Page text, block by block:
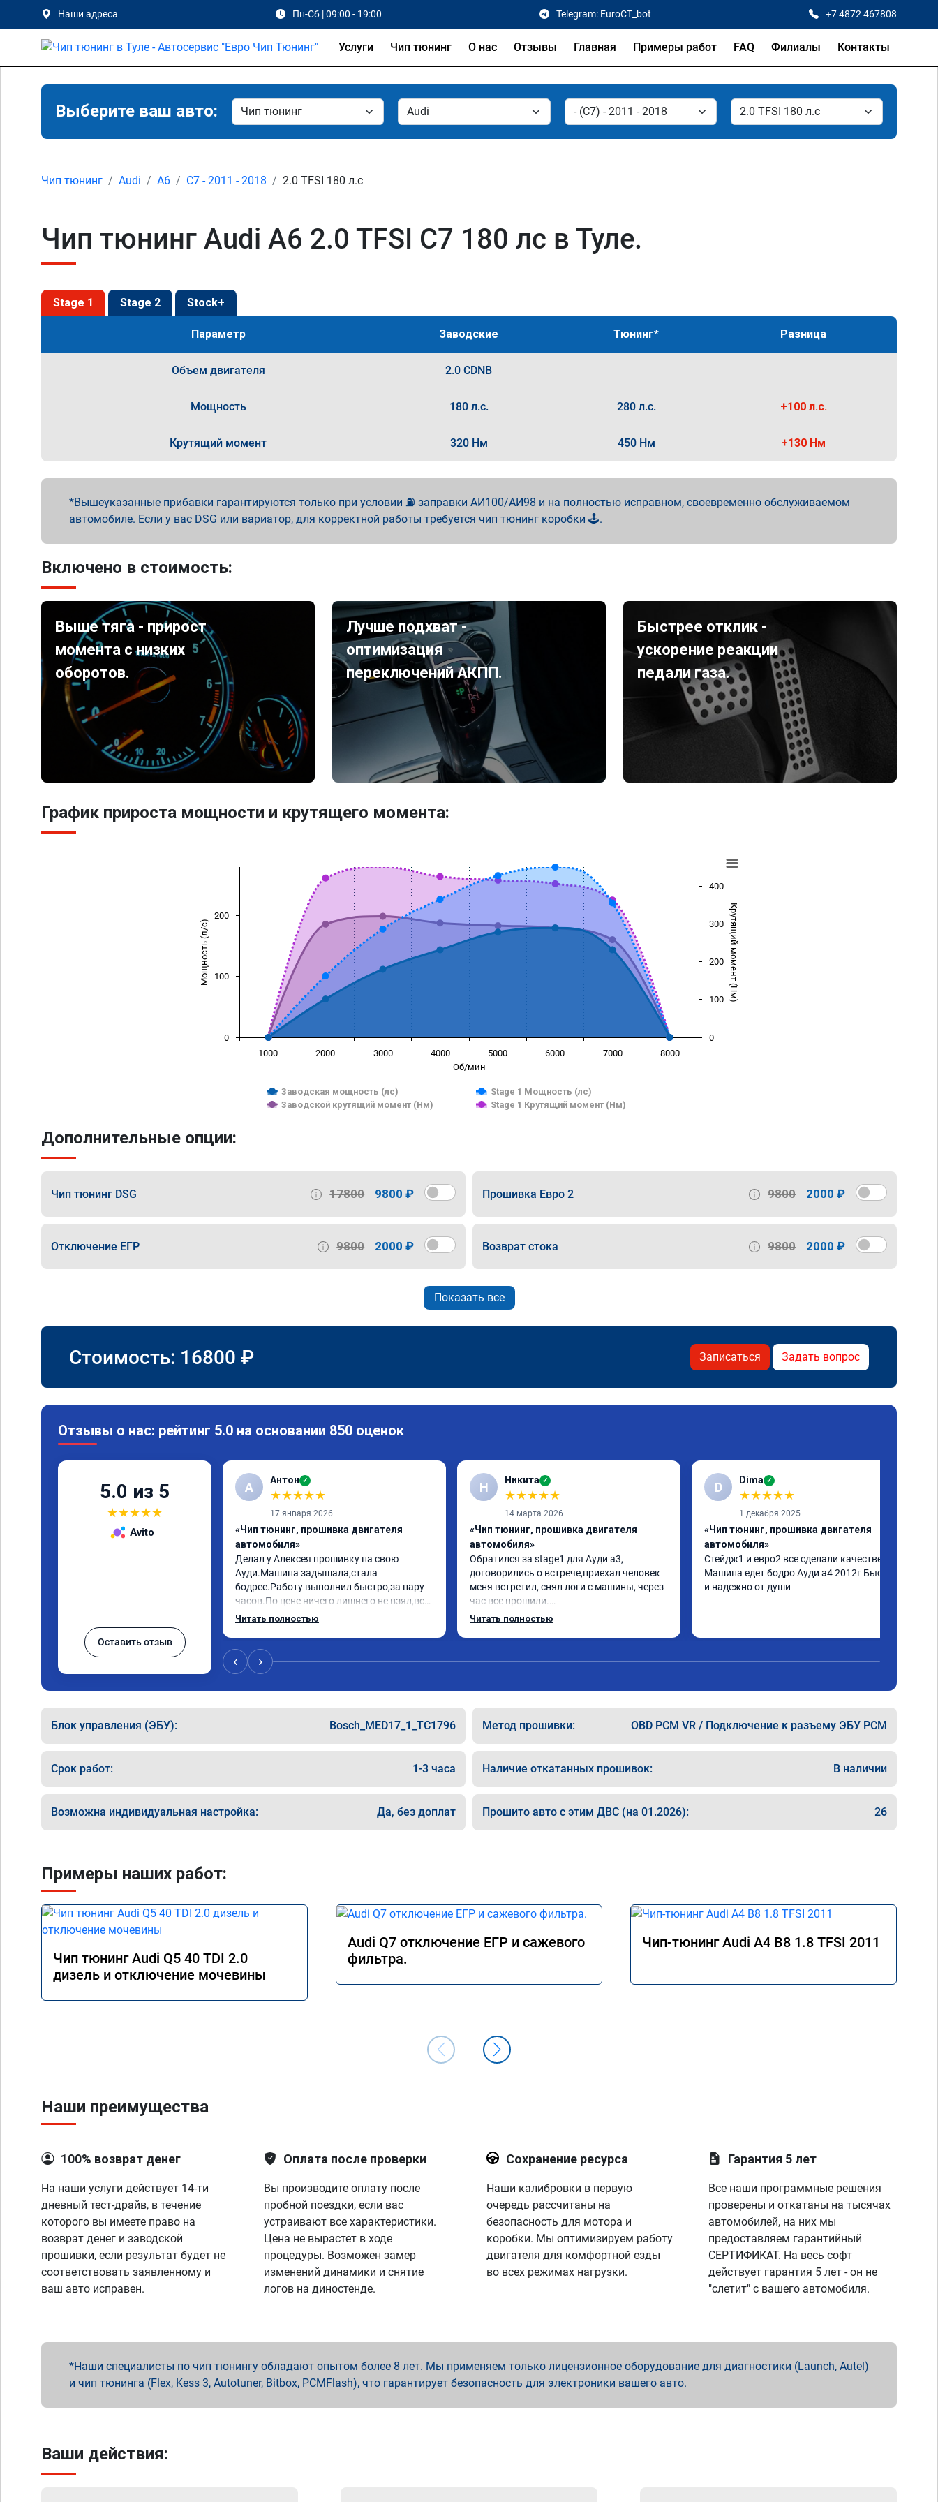
Наши адреса Пн-Сб | 09:00 - 19:00 Telegram: EuroCT_bot +7 4872 467808
Услуги Чип тюнинг О нас Отзывы Главная Примеры работ FAQ Филиалы Контакты
Выберите ваш авто:
Чип тюнинг Audi A6 C7 - 2011 - 2018 2.0 TFSI 180 л.с
Чип тюнинг Audi A6 2.0 TFSI C7 180 лс в Туле.
Stage 1 Stage 2 Stock+
Параметр Заводские Тюнинг* Разница
Объем двигателя 2.0 CDNB
Мощность 180 л.с. 280 л.с. +100 л.с.
Крутящий момент 320 Нм 450 Нм +130 Нм
Вышеуказанные прибавки гарантируются только при условии ⛽ заправки АИ100/АИ98 и на полностью исправном, своевременно обслуживаемом
автомобиле. Если у вас DSG или вариатор, для корректной работы требуется чип тюнинг коробки 🕹️.
Включено в стоимость:
Выше тяга - прирост
момента с низких
оборотов.
Лучше подхват -
оптимизация
переключений АКПП.
Быстрее отклик -
ускорение реакции
педали газа.
График прироста мощности и крутящего момента:
Об/мин
Мощность (л/с) Крутящий момент (Нм)
Заводская мощность (лс)
Stage 1 Мощность (лс)
Заводской крутящий момент (Нм)
Stage 1 Крутящий момент (Нм)
1000 2000 3000 4000 5000 6000 7000 8000
0
100
200
0
100
200
300
400
Дополнительные опции:
Чип тюнинг DSG 17800 9800 ₽ Прошивка Евро 2 9800 2000 ₽
Отключение ЕГР 9800 2000 ₽ Возврат стока 9800 2000 ₽
Показать все
Стоимость: 16800 ₽ Записаться Задать вопрос
Отзывы о нас: рейтинг 5.0 на основании 850 оценок
5.0 из 5
★★★★★
Avito
Оставить отзыв
А Антон ✓
★★★★★
17 января 2026
«Чип тюнинг, прошивка двигателя
автомобиля»
Делал у Алексея прошивку на свою
Ауди.Машина задышала,стала
бодрее.Работу выполнил быстро,за пару
часов.По цене ничего лишнего не взял,всё
как договаривались заранее.После
знаю,куда ехать в случае поломки
авто.Однозначно рекомендую Алексея
Читать полностью
Н Никита ✓
★★★★★
14 марта 2026
«Чип тюнинг, прошивка двигателя
автомобиля»
Обратился за stage1 для Ауди а3,
договорились о встрече,приехал человек
меня встретил, снял логи с машины, через
час все прошили.
Арман спасибо тебе огромное, машинка по
Читать полностью
D Dima ✓
★★★★★
1 декабря 2025
«Чип тюнинг, прошивка двигателя
автомобиля»
Стейдж1 и евро2 все сделали качественно.
Машина едет бодро Ауди а4 2012г Быстро
и надежно от души
‹ ›
Блок управления (ЭБУ): Bosch_MED17_1_TC1796 Метод прошивки: OBD PCM VR / Подключение к разъему ЭБУ PCM
Срок работ: 1-3 часа Наличие откатанных прошивок: В наличии
Возможна индивидуальная настройка: Да, без доплат Прошито авто с этим ДВС (на 01.2026): 26
Примеры наших работ:
Чип тюнинг Audi Q5 40 TDI 2.0
дизель и отключение мочевины
Audi Q7 отключение ЕГР и сажевого
фильтра.
Чип-тюнинг Audi A4 B8 1.8 TFSI 2011
Наши преимущества
100% возврат денег
На наши услуги действует 14-ти
дневный тест-драйв, в течение
которого вы имеете право на
возврат денег и заводской
прошивки, если результат будет не
соответствовать заявленному и
ваш авто исправен.
Оплата после проверки
Вы производите оплату после
пробной поездки, если вас
устраивают все характеристики.
Цена не вырастет в ходе
процедуры. Возможен замер
изменений динамики и снятие
логов на диностенде.
Сохранение ресурса
Наши калибровки в первую
очередь рассчитаны на
безопасность для мотора и
коробки. Мы оптимизируем работу
двигателя для комфортной езды
во всех режимах нагрузки.
Гарантия 5 лет
Все наши программные решения
проверены и откатаны на тысячах
автомобилей, на них мы
предоставляем гарантийный
СЕРТИФИКАТ. На весь софт
действует гарантия 5 лет - он не
"слетит" с вашего автомобиля.
Наши специалисты по чип тюнингу обладают опытом более 8 лет. Мы применяем только лицензионное оборудование для диагностики (Launch, Autel)
и чип тюнинга (Flex, Kess 3, Autotuner, Bitbox, PCMFlash), что гарантирует безопасность для электроники вашего авто.
Ваши действия: